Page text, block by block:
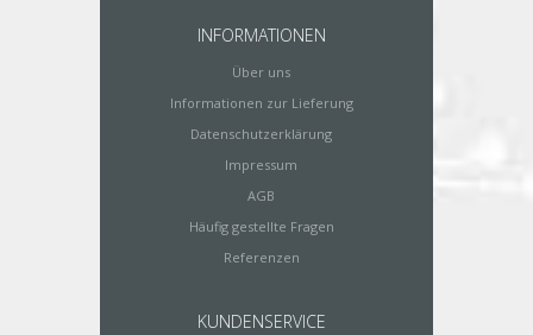
INFORMATIONEN
Über uns
Informationen zur Lieferung
Datenschutzerklärung
Impressum
AGB
Häufig gestellte Fragen
Referenzen
KUNDENSERVICE